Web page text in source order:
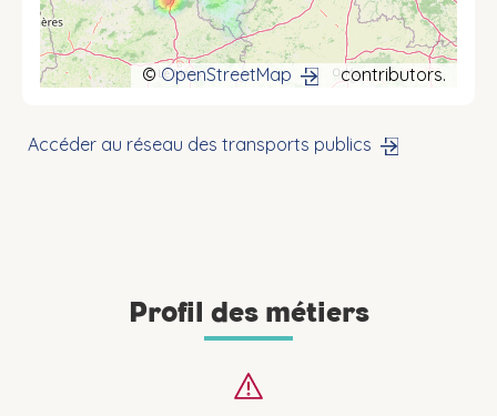
©OpenStreetMap contributors.
Accéder au réseau des transports publics
Profil des métiers